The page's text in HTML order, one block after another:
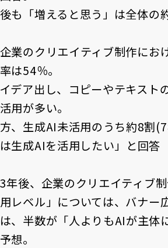
も「増えると思う」は全体の
業のクリエイティブ制作にお
は54％。
デア出し、コピーやテキスト
用が多い。
、生成AI未活用のうち約8割
生成AIを活用したい」と回答
後、企業のクリエイティブ
レベル」については、バナー
、半数が「人よりもAIが主体
想。